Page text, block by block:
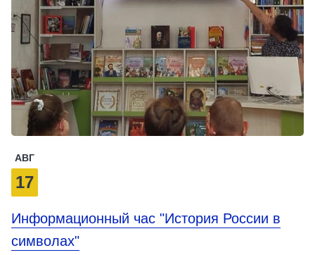
АВГ
17
Информационный час "История России в
символах"